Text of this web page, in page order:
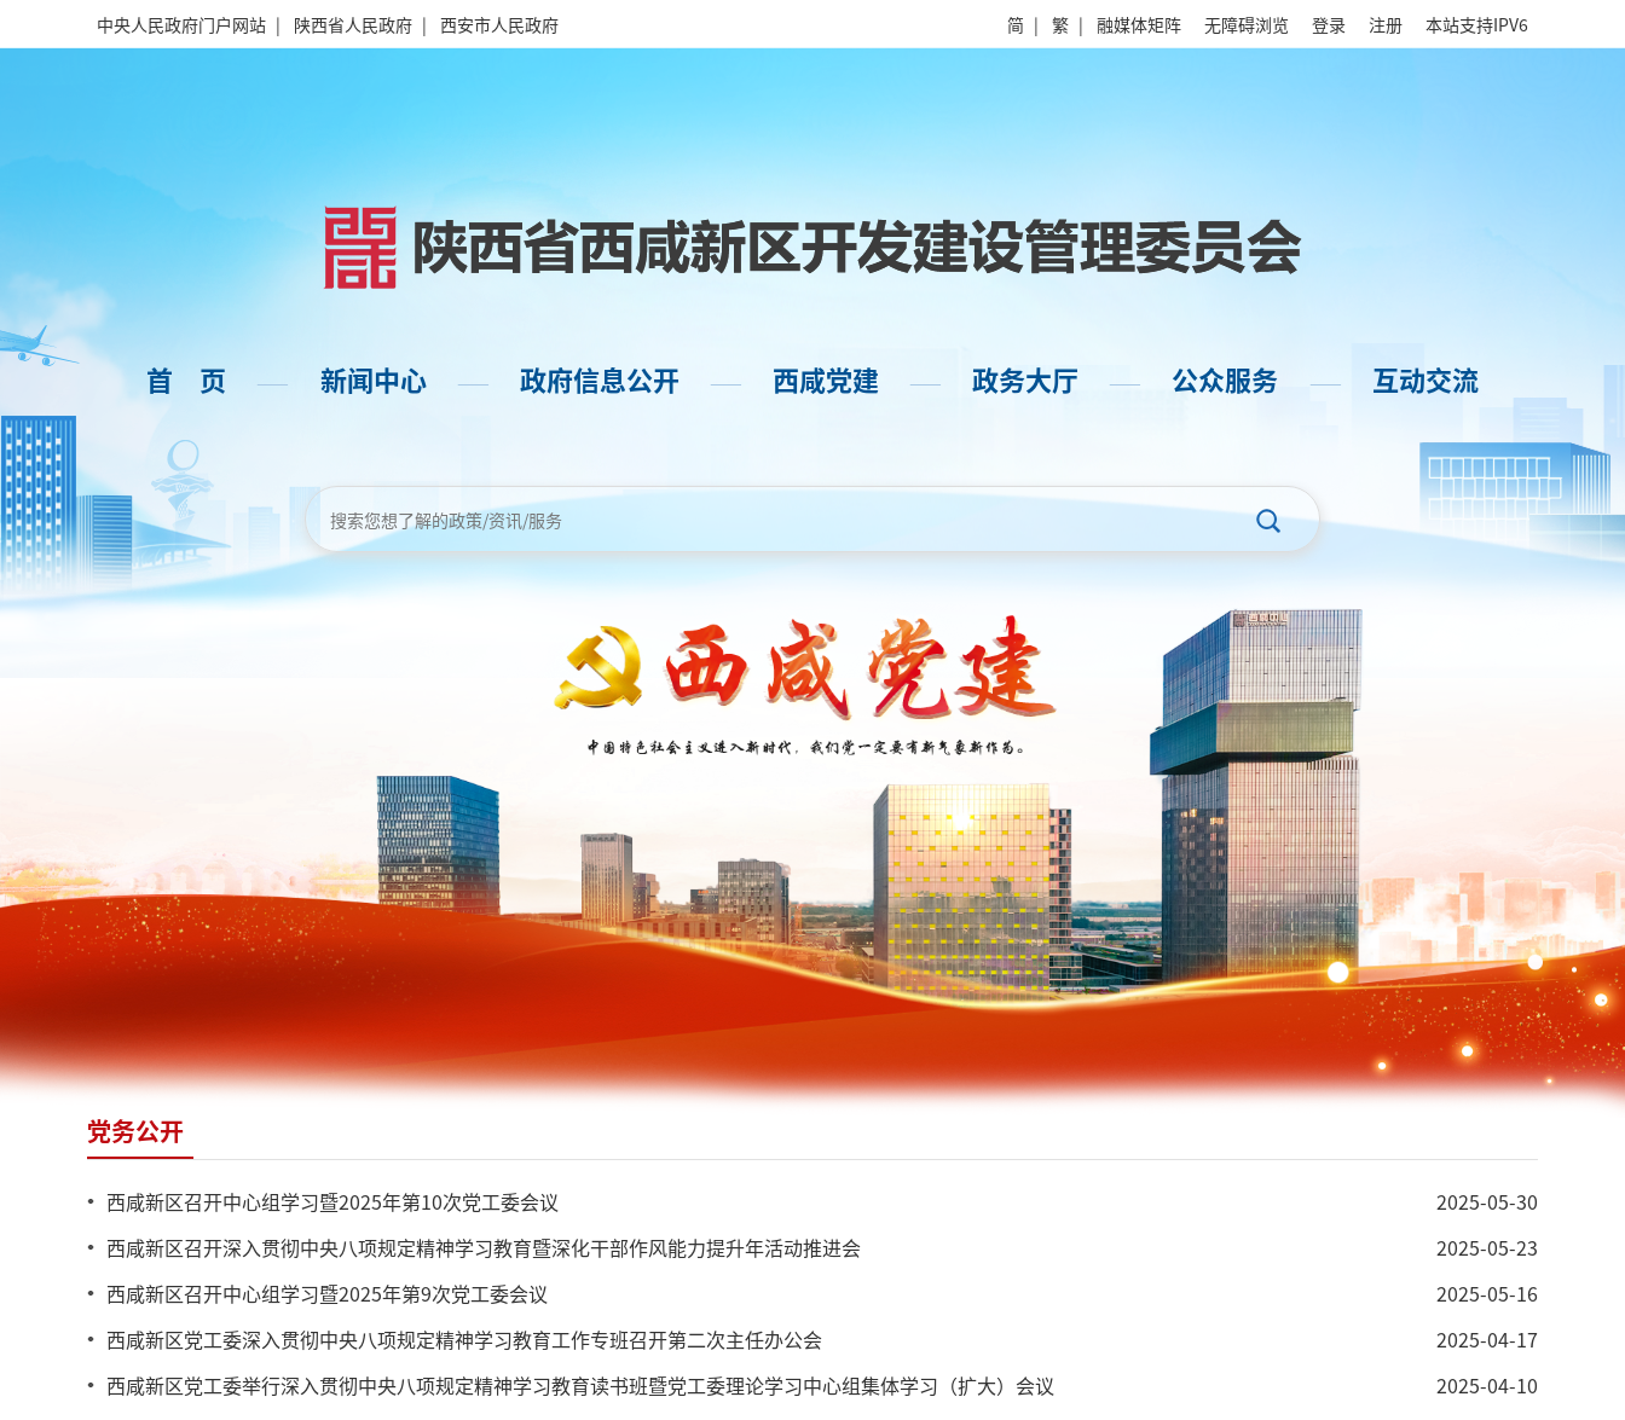
中央人民政府门户网站 | 陕西省人民政府 | 西安市人民政府 简 | 繁 | 融媒体矩阵 无障碍浏览 登录 注册 本站支持IPV6
首 页 —— 新闻中心 —— 政府信息公开 —— 西咸党建 —— 政务大厅 —— 公众服务 —— 互动交流
党务公开
2025-05-30
西咸新区召开中心组学习暨2025年第10次党工委会议
2025-05-23
西咸新区召开深入贯彻中央八项规定精神学习教育暨深化干部作风能力提升年活动推进会
2025-05-16
西咸新区召开中心组学习暨2025年第9次党工委会议
2025-04-17
西咸新区党工委深入贯彻中央八项规定精神学习教育工作专班召开第二次主任办公会
2025-04-10
西咸新区党工委举行深入贯彻中央八项规定精神学习教育读书班暨党工委理论学习中心组集体学习（扩大）会议